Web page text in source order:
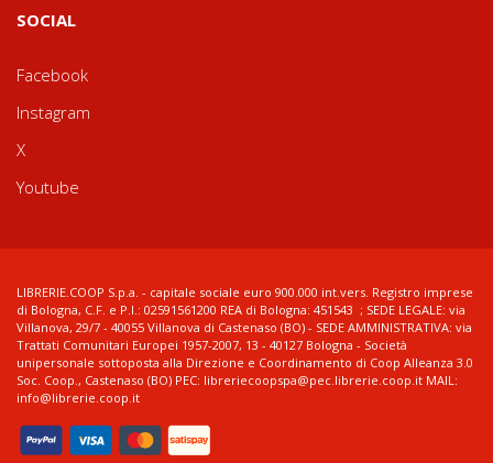
SOCIAL
Facebook
Instagram
X
Youtube
LIBRERIE.COOP S.p.a. - capitale sociale euro 900.000 int.vers. Registro imprese
di Bologna, C.F. e P.I.: 02591561200 REA di Bologna: 451543 ; SEDE LEGALE: via
Villanova, 29/7 - 40055 Villanova di Castenaso (BO) - SEDE AMMINISTRATIVA: via
Trattati Comunitari Europei 1957-2007, 13 - 40127 Bologna - Società
unipersonale sottoposta alla Direzione e Coordinamento di Coop Alleanza 3.0
Soc. Coop., Castenaso (BO) PEC: libreriecoopspa@pec.librerie.coop.it MAIL:
info@librerie.coop.it